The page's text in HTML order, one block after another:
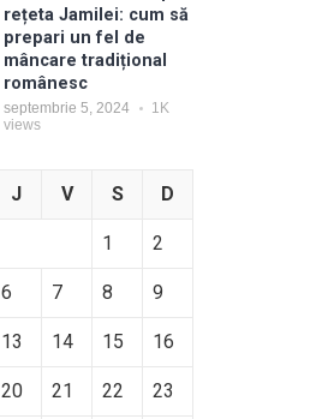
rețeta Jamilei: cum să
prepari un fel de
mâncare tradițional
românesc
septembrie 5, 2024
1K
views
J V S D
1 2
6 7 8 9
13 14 15 16
20 21 22 23